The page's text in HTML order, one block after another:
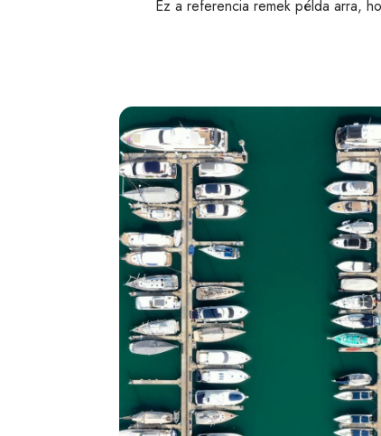
Ez a referencia remek példa arra,